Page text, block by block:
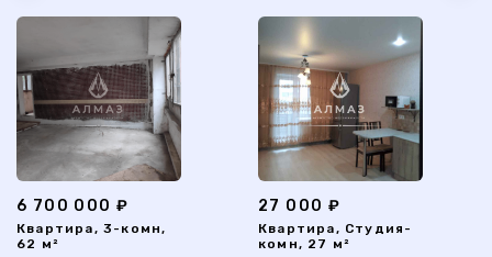
6 700 000 ₽
Квартира, 3-комн,
62 м²
27 000 ₽
Квартира, Студия-
комн, 27 м²